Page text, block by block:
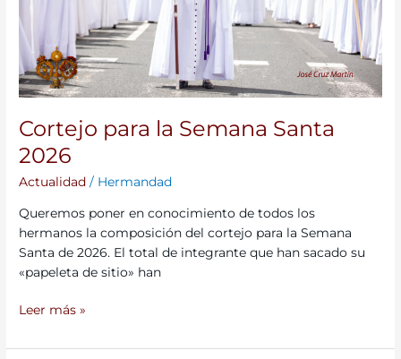
Cortejo para la Semana Santa
2026
Actualidad / Hermandad
Queremos poner en conocimiento de todos los
hermanos la composición del cortejo para la Semana
Santa de 2026. El total de integrante que han sacado su
«papeleta de sitio» han
Leer más »